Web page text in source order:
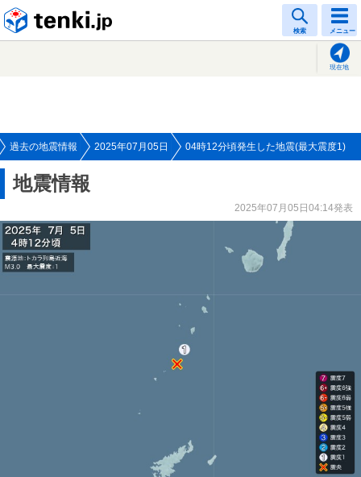
検索 メニュー
現在地
過去の地震情報 2025年07月05日 04時12分頃発生した地震(最大震度1)
地震情報
2025年07月05日04:14発表